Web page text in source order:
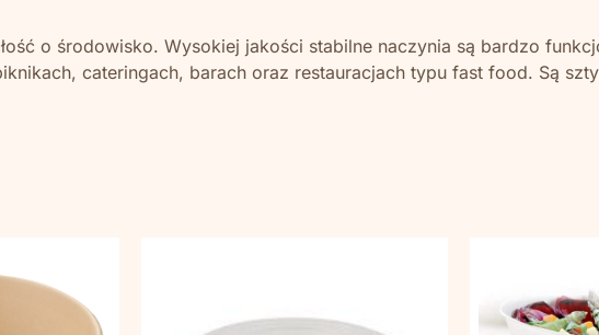
o środowisko. Wysokiej jakości stabilne naczynia są bardzo
cateringach, barach oraz restauracjach typu fast food. Są